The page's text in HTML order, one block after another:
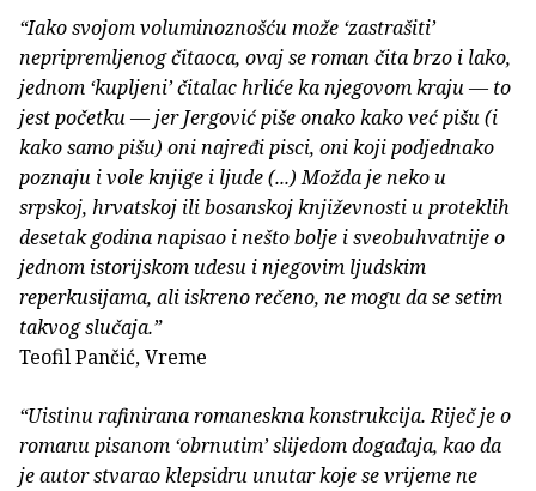
“Iako svojom voluminoznošću može ‘zastrašiti’
nepripremljenog čitaoca, ovaj se roman čita brzo i lako,
jednom ‘kupljeni’ čitalac hrliće ka njegovom kraju — to
jest početku — jer Jergović piše onako kako već pišu (i
kako samo pišu) oni najređi pisci, oni koji podjednako
poznaju i vole knjige i ljude (...) Možda je neko u
srpskoj, hrvatskoj ili bosanskoj književnosti u proteklih
desetak godina napisao i nešto bolje i sveobuhvatnije o
jednom istorijskom udesu i njegovim ljudskim
reperkusijama, ali iskreno rečeno, ne mogu da se setim
takvog slučaja.”
Teofil Pančić, Vreme
“Uistinu rafinirana romaneskna konstrukcija. Riječ je o
romanu pisanom ‘obrnutim’ slijedom događaja, kao da
je autor stvarao klepsidru unutar koje se vrijeme ne